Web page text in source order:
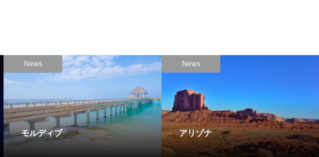
News
モルディブ
News
アリゾナ